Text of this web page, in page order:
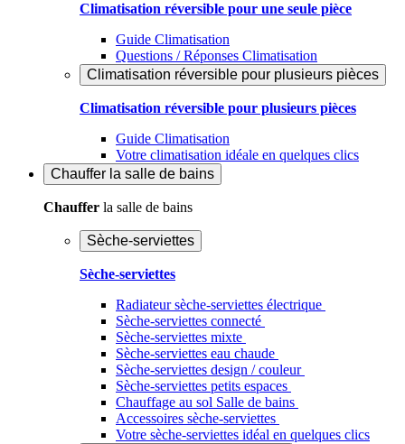
Climatisation réversible pour une seule pièce
Guide Climatisation
Questions / Réponses Climatisation
Climatisation réversible pour plusieurs pièces
Climatisation réversible pour plusieurs pièces
Guide Climatisation
Votre climatisation idéale en quelques clics
Chauffer la salle de bains
Chauffer la salle de bains
Sèche-serviettes
Sèche-serviettes
Radiateur sèche-serviettes électrique
Sèche-serviettes connecté
Sèche-serviettes mixte
Sèche-serviettes eau chaude
Sèche-serviettes design / couleur
Sèche-serviettes petits espaces
Chauffage au sol Salle de bains
Accessoires sèche-serviettes
Votre sèche-serviettes idéal en quelques clics